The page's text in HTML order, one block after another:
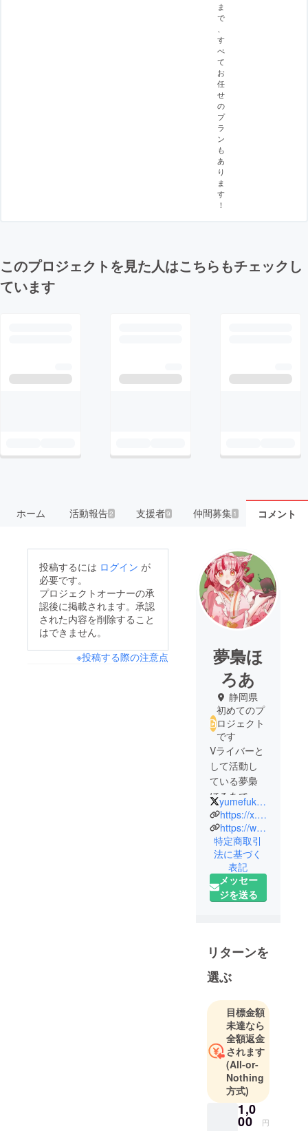
ま
で
す
べ
て
お
任
せ
の
プ
ラ
ン
も
あ
り
ま
す
！
このプロジェクトを見た人はこちらもチェックし
ています
ホーム 活動報告2 支援者9 仲間募集 1 コメント
投稿するには ログイン が
必要です。
プロジェクトオーナーの承
認後に掲載されます。承認
された内容を削除すること
はできません。
※投稿する際の注意点
夢梟ほ
ろあ
静岡県
初めてのプ
ロジェクト
です
Vライバーと
して活動し
ている夢梟
ほろあで
す。
yumefukuann
https://x.com/yumefukuann?s=21
https://web.iriam.app/s/user/pPo8MKyQX0?uuid=b9c4a970
特定商取引
法に基づく
表記
メッセー
ジを送る
リターンを
選ぶ
目標金額
未達なら
全額返金
されます
(All-or-
Nothing
方式)
1,0
00 円